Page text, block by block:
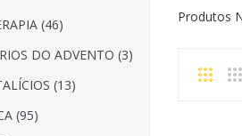
(46)
DO ADVENTO (3)
(13)
(95)
Produtos